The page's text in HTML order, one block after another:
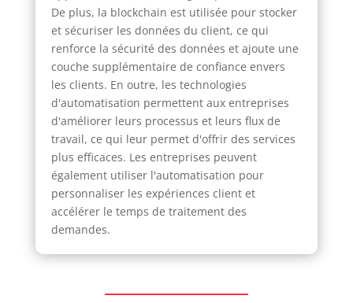
De plus, la blockchain est utilisée pour stocker
et sécuriser les données du client, ce qui
renforce la sécurité des données et ajoute une
couche supplémentaire de confiance envers
les clients. En outre, les technologies
d'automatisation permettent aux entreprises
d'améliorer leurs processus et leurs flux de
travail, ce qui leur permet d'offrir des services
plus efficaces. Les entreprises peuvent
également utiliser l'automatisation pour
personnaliser les expériences client et
accélérer le temps de traitement des
demandes.